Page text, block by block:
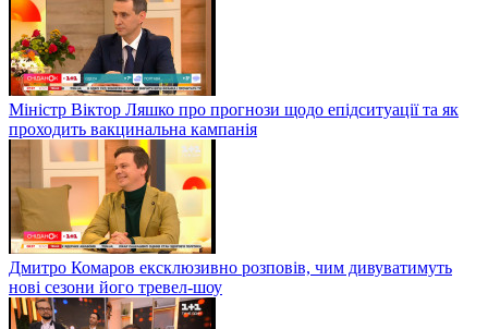
Міністр Віктор Ляшко про прогнози щодо епідситуації та як
проходить вакцинальна кампанія
Дмитро Комаров ексклюзивно розповів, чим дивуватимуть
нові сезони його тревел-шоу